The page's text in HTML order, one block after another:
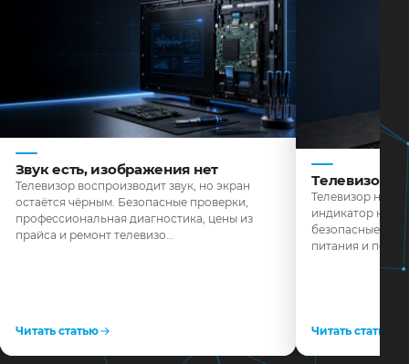
Звук есть, изображения нет
Телевизор воспроизводит звук, но экран
остаётся чёрным. Безопасные проверки,
профессиональная диагностика, цены из
прайса и ремонт телевизо…
Читать статью
Телевизор
Телевизор не
индикатор не
безопасные
питания и
Читать статью